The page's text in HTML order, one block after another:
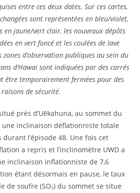
entre ces deux dates. Sur ces cartes,
sont représentées en bleu/violet,
en jaune/vert clair, les nouveaux dépôts
en vert foncé et les coulées de lave
zones d’observation publiques au sein du
d’Hawaï sont indiquées par des carrés
être temporairement fermées pour des
raisons de sécurité.
près d’Uēkahuna, au sommet du
une inclinaison déflationniste totale
l’épisode 48. Une fois cet
a repris et l’inclinomètre UWD a
inclinaison inflationniste de 7,6
étant désormais en pause, le taux
de soufre (SO₂) du sommet se situe